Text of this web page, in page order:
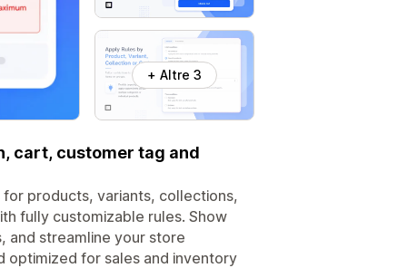
+ Altre 3
cart, customer tag and
for products, variants, collections,
fully customizable rules. Show
and streamline your store
optimized for sales and inventory